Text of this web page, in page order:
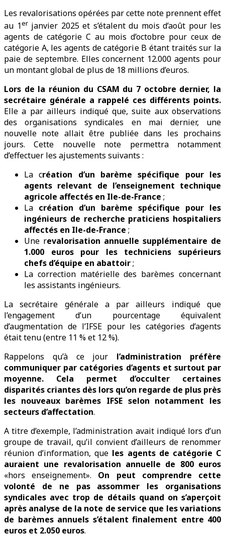
Les revalorisations opérées par cette note prennent effet
au 1erjanvier 2025 et s’étalent du mois d’août pour les
agents de catégorie C au mois d’octobre pour ceux de
catégorie A, les agents de catégorie B étant traités sur la
paie de septembre. Elles concernent 12.000 agents pour
un montant global de plus de 18 millions d’euros.
Lors de la réunion du CSAM du 7 octobre dernier, la
secrétaire générale a rappelé ces différents points.
Elle a par ailleurs indiqué que, suite aux observations
des organisations syndicales en mai dernier, une
nouvelle note allait être publiée dans les prochains
jours. Cette nouvelle note permettra notamment
d’effectuer les ajustements suivants :
La création d’un barème spécifique pour les
agents relevant de l’enseignement technique
agricole affectés en Ile-de-France ;
La création d’un barème spécifique pour les
ingénieurs de recherche praticiens hospitaliers
affectés en Ile-de-France ;
Une revalorisation annuelle supplémentaire de
1.000 euros pour les techniciens supérieurs
chefs d’équipe en abattoir;
La correction matérielle des barèmes concernant
les assistants ingénieurs.
La secrétaire générale a par ailleurs indiqué que
l’engagement d’un pourcentage équivalent
d’augmentation de l’IFSE pour les catégories d’agents
était tenu (entre 11 % et 12 %).
Rappelons qu’à ce jour l’administration préfère
communiquer par catégories d’agents et surtout par
moyenne. Cela permet d’occulter certaines
disparités criantes dès lors qu’on regarde de plus près
les nouveaux barèmes IFSE selon notamment les
secteurs d’affectation.
A titre d’exemple, l’administration avait indiqué lors d’un
groupe de travail, qu’il convient d’ailleurs de renommer
réunion d’information, que les agents de catégorie C
auraient une revalorisation annuelle de 800 euros
«hors enseignement». On peut comprendre cette
volonté de ne pas assommer les organisations
syndicales avec trop de détails quand on s’aperçoit
après analyse de la note de service que les variations
de barèmes annuels s’étalent finalement entre 400
euros et 2.050 euros.